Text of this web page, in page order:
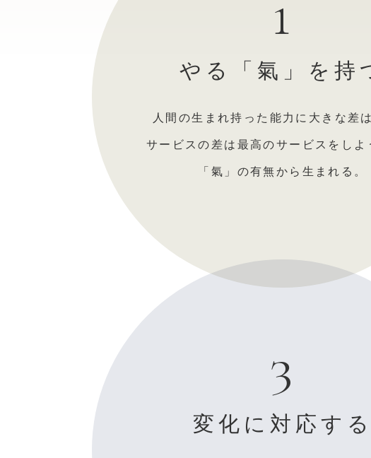
1
やる「氣」を持
人間の生まれ持った能力に大きな差
サービスの差は最高のサービスをしよ
「氣」の有無から生まれる。
3
変化に対応する